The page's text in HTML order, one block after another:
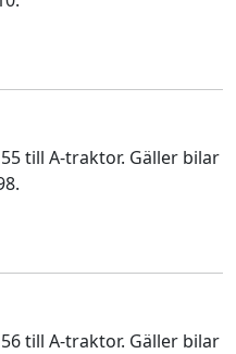
till A-traktor. Gäller bilar
till A-traktor. Gäller bilar